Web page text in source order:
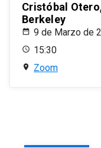
Cristóbal
Berkeley
9 de Marzo de
15:30
Zoom